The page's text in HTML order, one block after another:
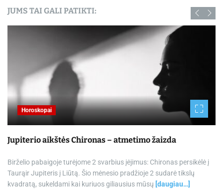
JUMS TAI GALI PATIKTI:
Horoskopai
Jupiterio aikštės Chironas – atmetimo žaizda
Birželio pabaigoje turėjome 2 svarbius įėjimus: Chironas persikėlė į
Taurąir Jupiteris į Liūtą. Šio mėnesio pradžioje 2 sudarė tikslų
kvadratą, sukeldami kai kuriuos giliausius mūsų [daugiau…]